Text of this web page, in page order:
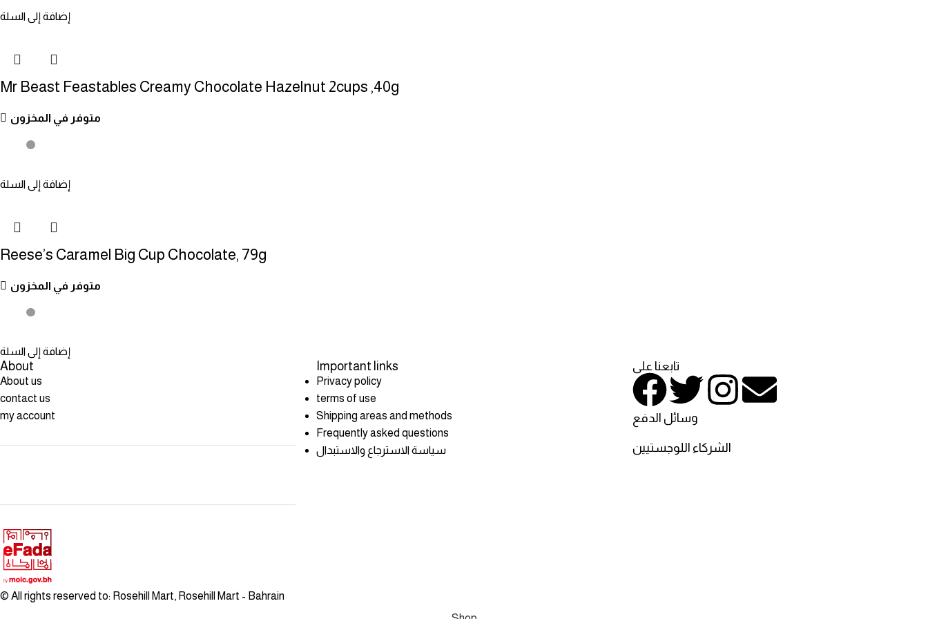
إضافة إلى السلة
Mr Beast Feastables Creamy Chocolate Hazelnut 2cups ,40g
متوفر في المخزون
إضافة إلى السلة
Reese’s Caramel Big Cup Chocolate, 79g
متوفر في المخزون
إضافة إلى السلة
About
About us
contact us
my account
Important links
Privacy policy
terms of use
Shipping areas and methods
Frequently asked questions
سياسة الاسترجاع والاستبدال
تابعنا على
وسائل الدفع
الشركاء اللوجستيين
© All rights reserved to: Rosehill Mart, Rosehill Mart - Bahrain